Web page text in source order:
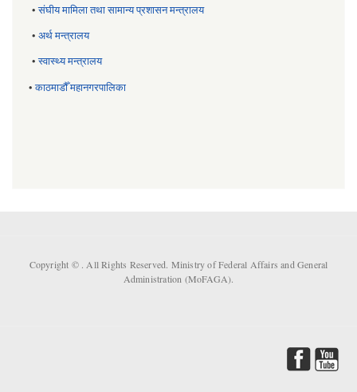
•संघीय मामिला तथा सामान्य प्रशासन मन्त्रालय
• अर्थ मन्त्रालय
•स्वास्थ्य मन्त्रालय
•काठमाडौँ महानगरपालिका
Copyright © . All Rights Reserved. Ministry of Federal Affairs and General
Administration (MoFAGA).